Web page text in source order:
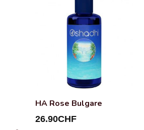
HA Rose Bulgare
26.90CHF